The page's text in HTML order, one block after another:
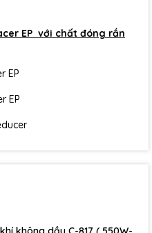
EP với chất đóng rắn
EP
EP